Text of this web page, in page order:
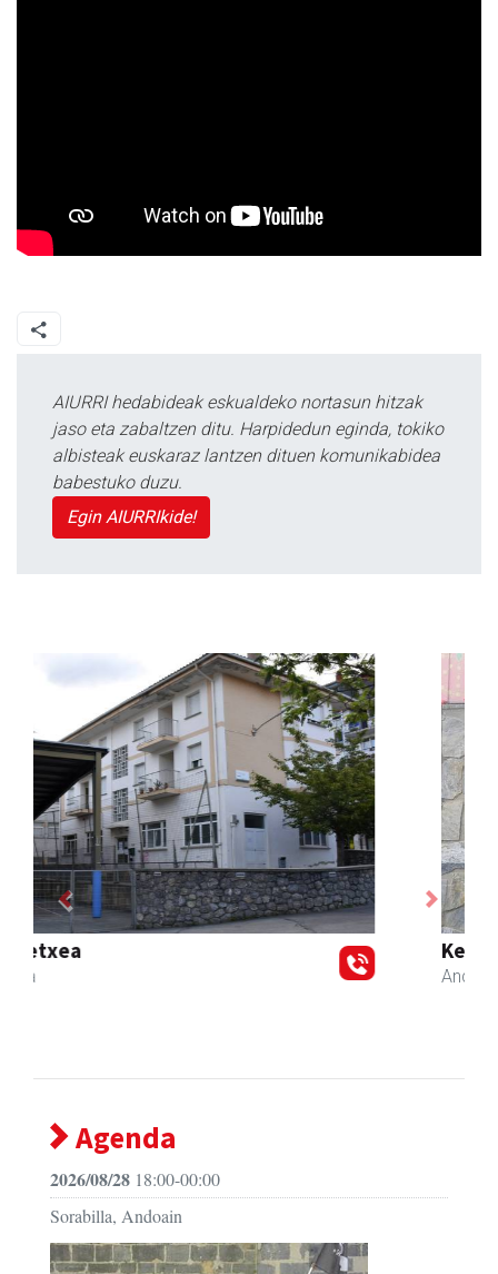
AIURRI hedabideak eskualdeko nortasun hitzak
jaso eta zabaltzen ditu. Harpidedun eginda, tokiko
albisteak euskaraz lantzen dituen komunikabidea
babestuko duzu.
Egin AIURRIkide!
Keinu euskal jantziak
Andoain
Previous Next
Agenda
2026/08/28 18:00-00:00
Sorabilla, Andoain